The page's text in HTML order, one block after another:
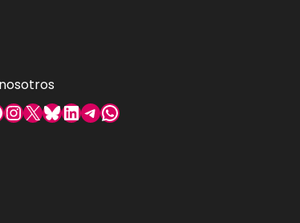
Instagram
X Bluesky
LinkedIn
Telegram
WhatsApp